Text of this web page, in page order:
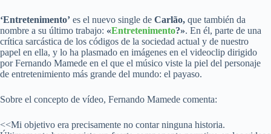
‘Entretenimento’ es el nuevo single de Carlão, que también da
nombre a su último trabajo: «Entretenimento?». En él, parte de una
crítica sarcástica de los códigos de la sociedad actual y de nuestro
papel en ella, y lo ha plasmado en imágenes en el videoclip dirigido
por Fernando Mamede en el que el músico viste la piel del personaje
de entretenimiento más grande del mundo: el payaso.
Sobre el concepto de vídeo, Fernando Mamede comenta:
<<Mi objetivo era precisamente no contar ninguna historia.